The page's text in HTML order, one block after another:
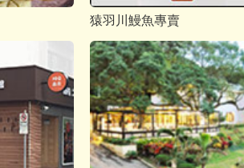
猿羽川鰻魚專賣